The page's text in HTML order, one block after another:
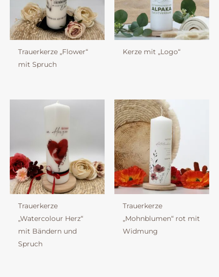
Trauerkerze „Flower“
mit Spruch
Kerze mit „Logo“
Trauerkerze
„Watercolour Herz“
mit Bändern und
Spruch
Trauerkerze
„Mohnblumen“ rot mit
Widmung